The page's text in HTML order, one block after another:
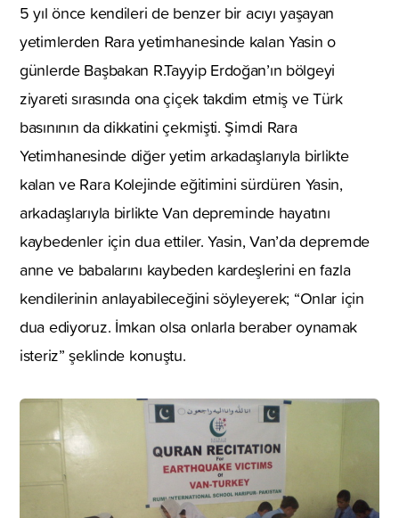
5 yıl önce kendileri de benzer bir acıyı yaşayan
yetimlerden Rara yetimhanesinde kalan Yasin o
günlerde Başbakan R.Tayyip Erdoğan’ın bölgeyi
ziyareti sırasında ona çiçek takdim etmiş ve Türk
basınının da dikkatini çekmişti. Şimdi Rara
Yetimhanesinde diğer yetim arkadaşlarıyla birlikte
kalan ve Rara Kolejinde eğitimini sürdüren Yasin,
arkadaşlarıyla birlikte Van depreminde hayatını
kaybedenler için dua ettiler. Yasin, Van’da depremde
anne ve babalarını kaybeden kardeşlerini en fazla
kendilerinin anlayabileceğini söyleyerek; “Onlar için
dua ediyoruz. İmkan olsa onlarla beraber oynamak
isteriz” şeklinde konuştu.